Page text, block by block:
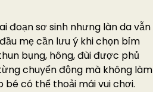
đoạn sơ sinh nhưng làn da vẫn
mẹ cần lưu ý khi chọn bỉm
bụng, hông, đùi được phủ
chuyển động mà không làm
có thể thoải mái vui chơi.